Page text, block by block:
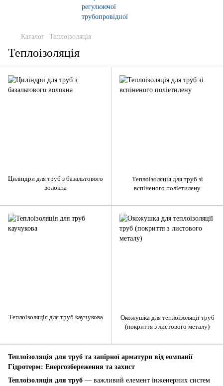
Каталог Теплоізоляція
Теплоізоляція
Теплоізоляція для труб та запірної арматури від еомпанії
Гідротерм: Енергозбереження та захист
Теплоізоляція для труб — важливий елемент інженерних систем
Циліндри для труб з базальтового
волокна
Теплоізоляція для труб зі
вспіненого поліетилену
Теплоізоляція для труб каучукова
Окожушка для теплоізоляції труб
(покриття з листового металу)